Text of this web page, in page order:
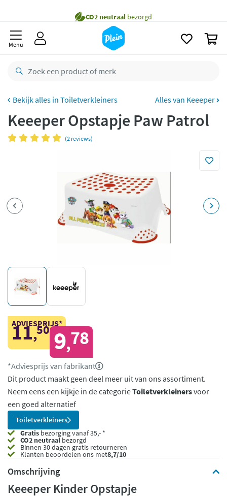
besteld,
Gratisretourneren
Betaal met Klarna
Menu
Toiletverkleiners Alles van Keeeper
Keeeper Opstapje Paw Patrol
(2 reviews)
ADVIESPRIJS*
11,50 9,78
*Adviesprijs van fabrikant
Dit product maakt geen deel meer uit van ons assortiment.
Neem eens een kijkje in de categorieToiletverkleinersvoor
een goed alternatief
Toiletverkleiners
Gratis bezorging vanaf 35,- *
CO2 neutraalbezorgd
Binnen 30 dagen gratis retourneren
Klanten beoordelen ons met8,7/10
Omschrijving
Keeeper Kinder Opstapje